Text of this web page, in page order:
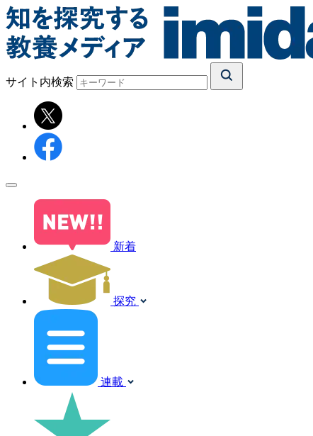
サイト内検索
新着
探究
連載